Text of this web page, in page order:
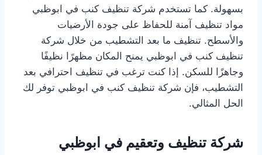
بسهولة. كما تستخدم شركة تنظيف كنب في ابوظبي
مواد تنظيف آمنة للحفاظ على جودة الأرضيات
والأسطح. تنظيف ما بعد التشطيب من خلال شركة
تنظيف كنب في ابوظبي يمنح المكان مظهرًا نظيفًا
وجاهزًا للسكن. إذا كنت ترغب في تنظيف احترافي بعد
التشطيب، فإن شركة تنظيف كنب في ابوظبي توفر لك
الحل المثالي.
شركة تنظيف وتعقيم في ابوظبي